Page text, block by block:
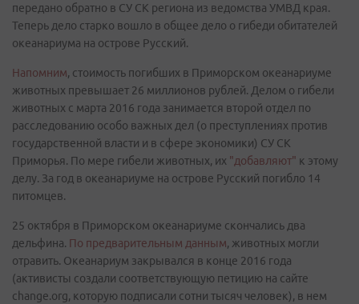
передано обратно в СУ СК региона из ведомства УМВД края.
Теперь дело старко вошло в общее дело о гибеди обитателей
океанариума на острове Русский.
Напомним, стоимость погибших в Приморском океанариуме
животных превышает 26 миллионов рублей. Делом о гибели
животных с марта 2016 года занимается второй отдел по
расследованию особо важных дел (о преступлениях против
государственной власти и в сфере экономики) СУ СК
Приморья. По мере гибели животных, их "добавляют" к этому
делу. За год в океанариуме на острове Русский погибло 14
питомцев.
25 октября в Приморском океанариуме скончались два
дельфина. По предварительным данным, животных могли
отравить. Океанариум закрывался в конце 2016 года
(активисты создали соответствующую петицию на сайте
change.org, которую подписали сотни тысяч человек), в нем